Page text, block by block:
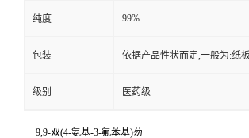
纯度 99%
包装 依据产品性状而定,一般为:纸
级别 医药级
9,9-双(4-氨基-3-氟苯基)芴